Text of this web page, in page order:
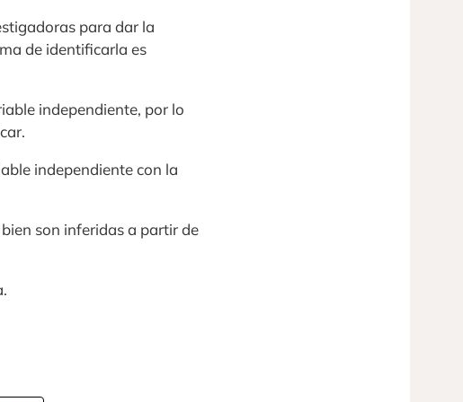
para dar la
de identificarla es
independiente, por lo
independiente con la
son inferidas a partir de